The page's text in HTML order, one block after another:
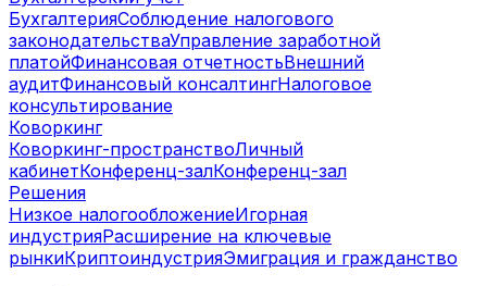
БухгалтерияСоблюдение налогового
законодательстваУправление заработной
платойФинансовая отчетностьВнешний
аудитФинансовый консалтингНалоговое
консультирование
Коворкинг
Коворкинг-пространствоЛичный
кабинетКонференц-залКонференц-зал
Решения
Низкое налогообложениеИгорная
индустрияРасширение на ключевые
рынкиКриптоиндустрияЭмиграция и гражданство